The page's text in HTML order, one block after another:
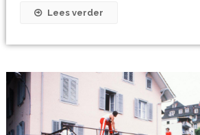
Lees verder